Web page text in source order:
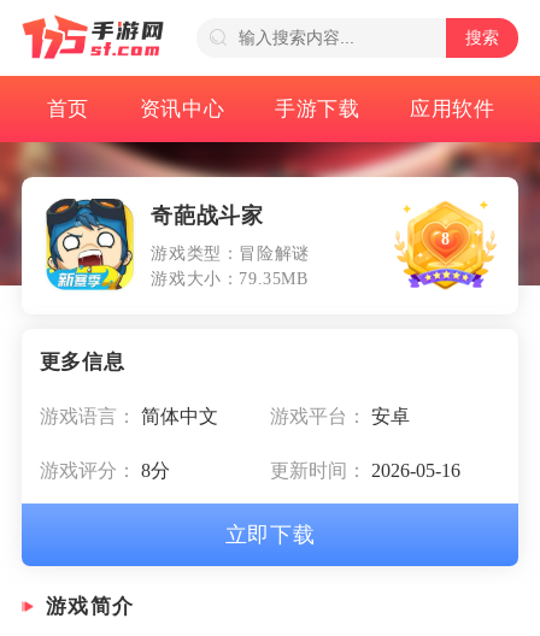
搜索
首页 资讯中心 手游下载 应用软件
奇葩战斗家
游戏类型：冒险解谜
游戏大小：79.35MB
8
游戏语言： 简体中文 游戏平台： 安卓
游戏评分： 8分 更新时间： 2026-05-16
立即下载
游戏简介